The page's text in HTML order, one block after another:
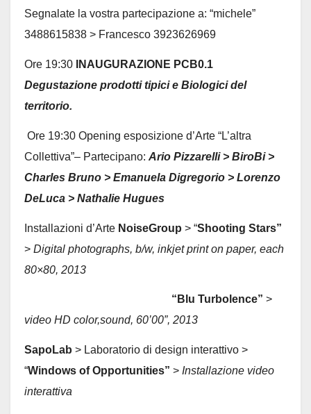
Segnalate la vostra partecipazione a: “michele”
3488615838 > Francesco 3923626969
Ore 19:30
INAUGURAZIONE PCB0.1
Degustazione prodotti tipici e Biologici del
territorio.
Ore 19:30 Opening esposizione d’Arte “L’altra
Collettiva”– Partecipano: Ario Pizzarelli > BiroBi >
Charles Bruno > Emanuela Digregorio > Lorenzo
DeLuca > Nathalie Hugues
Installazioni d’Arte NoiseGroup > “Shooting Stars”
> Digital photographs, b/w, inkjet print on paper, each
80×80, 2013
“Blu Turbolence” >
video HD color,sound, 60’00”, 2013
SapoLab > Laboratorio di design interattivo >
“Windows of Opportunities” > Installazione video
interattiva